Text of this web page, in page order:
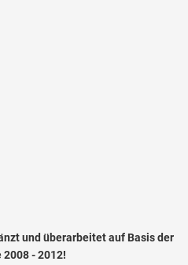
und überarbeitet auf Basis der
- 2012!